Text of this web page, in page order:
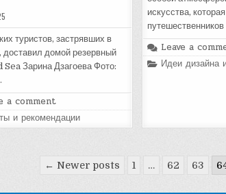
туристов, застрявших в
доставил домой резервный
Sea Зарина Дзагоева Фото:
a comment
и рекомендации
искусства,
Leave a
Posted
in
Идеи дизайна
← Newer posts 1 … 62 63